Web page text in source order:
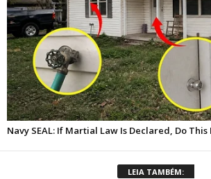
LEIA TAMBÉM: